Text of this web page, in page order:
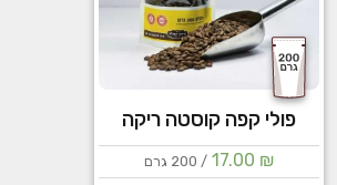
פולי קפה קוסטה ריקה
17.00 ₪ / 200 גרם